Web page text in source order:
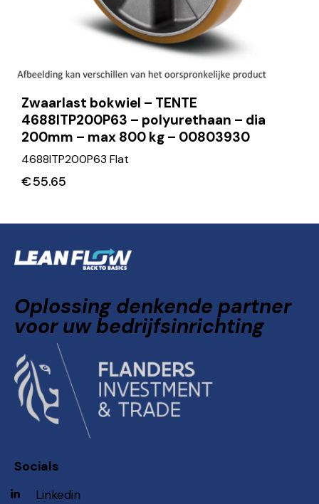
Zwaarlast bokwiel – TENTE
4688ITP200P63 – polyurethaan – dia
200mm – max 800 kg – 00803930
4688ITP200P63 Flat
€55.65
Oplossing denkende partner
voor uw bedrijfsinrichting
Socials
Linkedin